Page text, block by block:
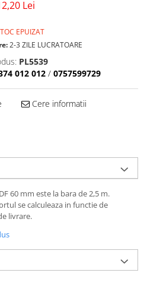
Lei
EPUIZAT
2-3 ZILE LUCRATOARE
PL5539
012 012 / 0757599729
Cere informatii
60 mm este la bara de 2,5 m.
se calculeaza in functie de
livrare.